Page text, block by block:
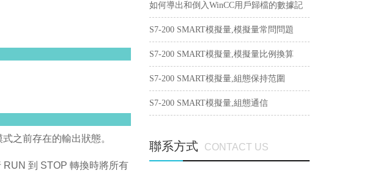
之前存在的輸出狀態。
RUN 到 STOP 轉換時將所有
如何導出和倒入WinCC用戶歸檔的數據記
錄？
S7-200 SMART模擬量,模擬量常問問題
S7-200 SMART模擬量,模擬量比例換算
S7-200 SMART模擬量,組態保持范圍
S7-200 SMART模擬量,組態通信
聯系方式 CONTACT US